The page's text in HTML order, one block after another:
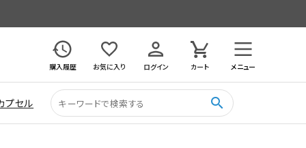
購入履歴
お気に入り ログイン カート メニュー
プセル search